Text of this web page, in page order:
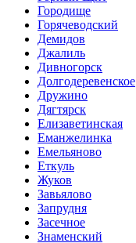
Городище
Горячеводский
Демидов
Джалиль
Дивногорск
Долгодеревенское
Дружино
Дягтярск
Елизаветинская
Еманжелинка
Емельяново
Еткуль
Жуков
Завьялово
Запрудня
Засечное
Знаменский